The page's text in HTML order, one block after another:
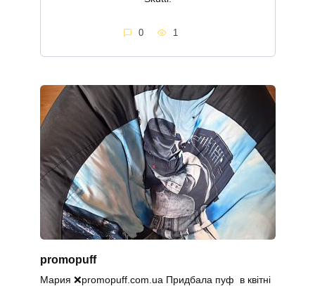
0 1
promopuff
Мария ❌promopuff.com.uа Придбала пуф в квітні